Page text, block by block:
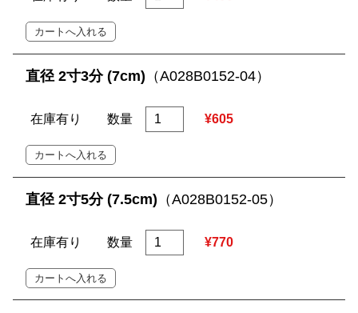
直径 2寸3分 (7cm) （A028B0152-04）
在庫有り 数量 ¥605
直径 2寸5分 (7.5cm) （A028B0152-05）
在庫有り 数量 ¥770